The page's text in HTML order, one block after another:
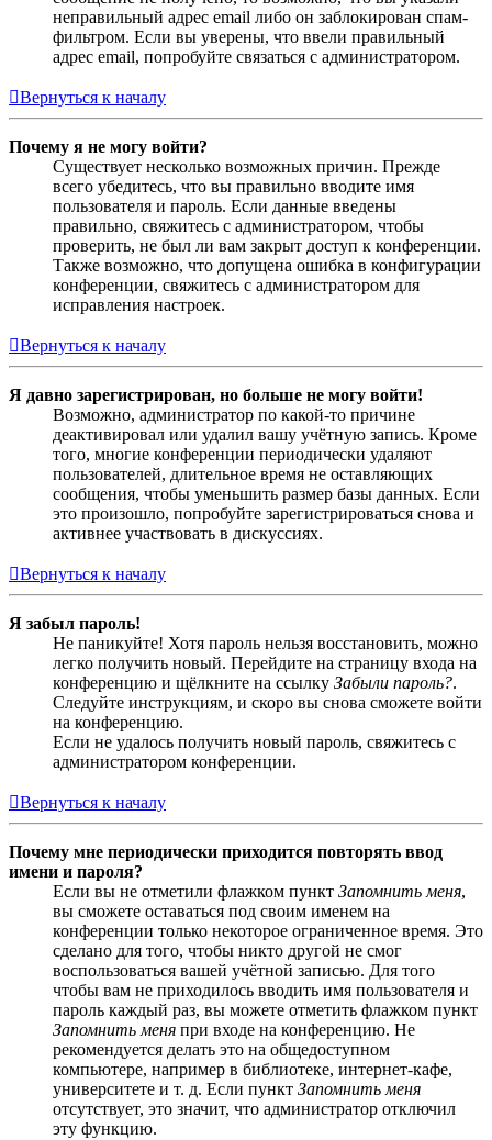
неправильный адрес email либо он заблокирован спам-
фильтром. Если вы уверены, что ввели правильный
адрес email, попробуйте связаться с администратором.
Вернуться к началу
Почему я не могу войти?
Существует несколько возможных причин. Прежде
всего убедитесь, что вы правильно вводите имя
пользователя и пароль. Если данные введены
правильно, свяжитесь с администратором, чтобы
проверить, не был ли вам закрыт доступ к конференции.
Также возможно, что допущена ошибка в конфигурации
конференции, свяжитесь с администратором для
исправления настроек.
Вернуться к началу
Я давно зарегистрирован, но больше не могу войти!
Возможно, администратор по какой-то причине
деактивировал или удалил вашу учётную запись. Кроме
того, многие конференции периодически удаляют
пользователей, длительное время не оставляющих
сообщения, чтобы уменьшить размер базы данных. Если
это произошло, попробуйте зарегистрироваться снова и
активнее участвовать в дискуссиях.
Вернуться к началу
Я забыл пароль!
Не паникуйте! Хотя пароль нельзя восстановить, можно
легко получить новый. Перейдите на страницу входа на
конференцию и щёлкните на ссылку Забыли пароль?.
Следуйте инструкциям, и скоро вы снова сможете войти
на конференцию.
Если не удалось получить новый пароль, свяжитесь с
администратором конференции.
Вернуться к началу
Почему мне периодически приходится повторять ввод
имени и пароля?
Если вы не отметили флажком пункт Запомнить меня,
вы сможете оставаться под своим именем на
конференции только некоторое ограниченное время. Это
сделано для того, чтобы никто другой не смог
воспользоваться вашей учётной записью. Для того
чтобы вам не приходилось вводить имя пользователя и
пароль каждый раз, вы можете отметить флажком пункт
Запомнить меня при входе на конференцию. Не
рекомендуется делать это на общедоступном
компьютере, например в библиотеке, интернет-кафе,
университете и т. д. Если пункт Запомнить меня
отсутствует, это значит, что администратор отключил
эту функцию.